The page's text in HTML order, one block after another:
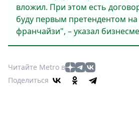
вложил. При этом есть
буду первым претендентом
франчайзи", – указал
Читайте Metro в
Поделиться